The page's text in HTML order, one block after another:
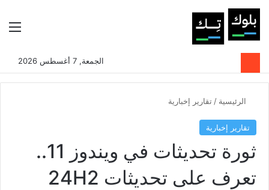
بحثالوضع
الجمعة, 7 أغسطس 2026
الرئيسية / تقارير إخبارية
تقارير إخبارية
ثورة تحديثات في ويندوز 11..
تعرف على تحديثات 24H2